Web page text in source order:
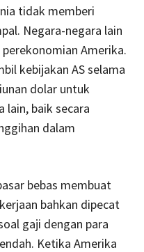
tidak memberi
Negara-negara lain
Amerika.
kebijakan AS selama
dolar untuk
lain, baik secara
dalam
bebas membuat
bahkan dipecat
gaji dengan para
Ketika Amerika